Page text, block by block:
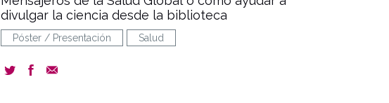
divulgar la ciencia desde la biblioteca
Póster / Presentación Salud